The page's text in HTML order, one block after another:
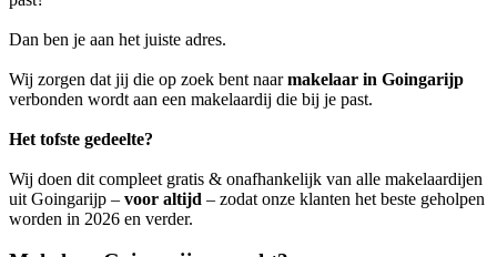
Dan ben je aan het juiste adres.
Wij zorgen dat jij die op zoek bent naarmakelaar in Goingarijp
verbonden wordt aan een makelaardij die bij je past.
Het tofste gedeelte?
Wij doen dit compleet gratis & onafhankelijk van alle makelaardijen
uit Goingarijp – voor altijd – zodat onze klanten het beste geholpen
worden in 2026 en verder.